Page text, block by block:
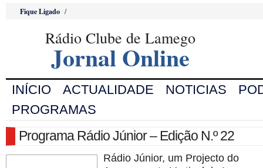
Fique Ligado /
Rádio Clube de Lamego
Jornal Online
INÍCIO ACTUALIDADE NOTICIAS
PROGRAMAS
Programa Rádio Júnior – Edição N.º 22
Rádio Júnior, um Projecto do